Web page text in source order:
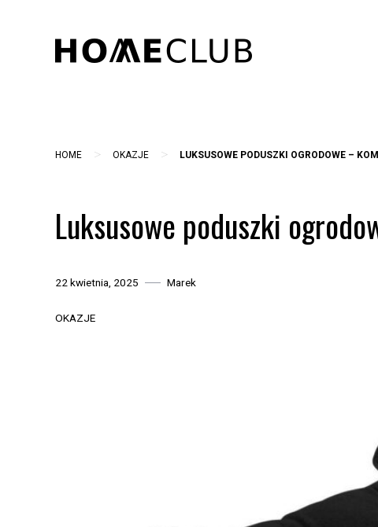
HOME > OKAZJE > LUKSUSOWE PODUSZKI OGRODOWE –
Luksusowe poduszki
22 kwietnia, 2025 Marek
OKAZJE